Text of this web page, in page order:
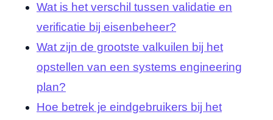
Wat is het verschil tussen validatie en
verificatie bij eisenbeheer?
Wat zijn de grootste valkuilen bij het
opstellen van een systems engineering
plan?
Hoe betrek je eindgebruikers bij het